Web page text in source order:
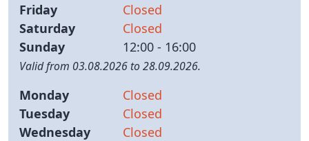
Friday
Closed
Saturday
Closed
Sunday
12:00 - 16:00
Valid from 03.08.2026 to 28.09.2026.
Monday
Closed
Tuesday
Closed
Wednesday
Closed